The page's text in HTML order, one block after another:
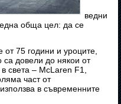
ведни
обща цел: да се
75 години и уроците,
са довели до някои от
света – McLaren F1,
част от
в съвременните